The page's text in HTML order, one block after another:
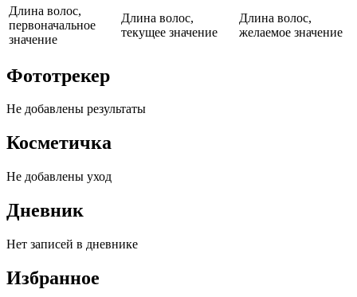
Длина волос,
первоначальное
значение
Длина волос,
текущее значение
Длина волос,
желаемое значение
Фототрекер
Не добавлены результаты
Косметичка
Не добавлены уход
Дневник
Нет записей в дневнике
Избранное